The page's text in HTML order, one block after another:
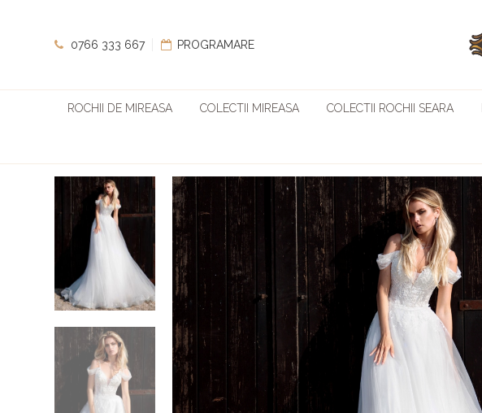
0766 333 667 PROGRAMARE
ROCHII DE MIREASA COLECTII MIREASA COLECTII ROCHII SEARA